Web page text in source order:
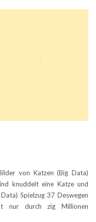
von Katzen (Big Data)
knuddelt eine Katze und
Spielzug 37 Deswegen
nur durch zig Millionen